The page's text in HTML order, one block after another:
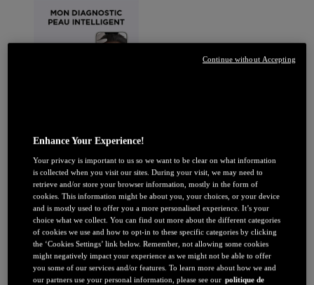
Par couleur
Blonde
Châtain
Brune / Noire
Rousse / Auburn
Eclaircissant
Tie & dye et balayage
Retouche racines
Flashy
Par durée
Enhance Your Experience!
Your privacy is important to us so we want to be clear on what information
is collected when you visit our sites. During your visit, we may need to
retrieve and/or store your browser information, mostly in the form of
cookies. This information might be about you, your choices, or your device
and is mostly used to offer you a more personalised experience. It’s your
choice what we collect. You can find out more about the different categories
of cookies we use and how to opt-in to these specific categories by clicking
the ‘Cookies Settings’ link below. Remember, not allowing some cookies
might negatively impact your experience as we might not be able to offer
you some of our services and/or features. To learn more about how we and
our partners use your personal information, please see our politique de
Continue without Accepting